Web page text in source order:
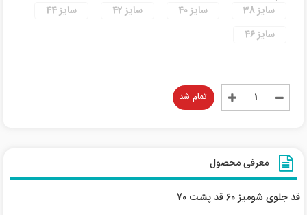
سایز 38
سایز 40 سایز 42
سایز 44
سایز 46
تمام شد
معرفی محصول
قد جلوی شومیز 60 قد پشت 70